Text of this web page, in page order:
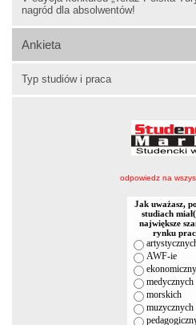
nagród dla absolwentów!
Ankieta
Typ studiów i praca
odpowiedz na